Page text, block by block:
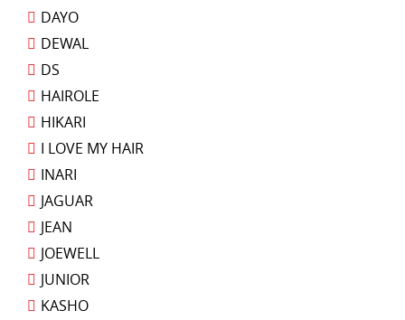
DAYO
DEWAL
DS
HAIROLE
HIKARI
I LOVE MY HAIR
INARI
JAGUAR
JEAN
JOEWELL
JUNIOR
KASHO